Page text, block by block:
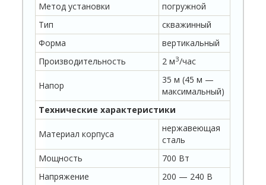
Метод установки
погружной
Тип
скважинный
Форма
вертикальный
Производительность
2 мЗ/час
Напор
35 м (45 м —
максимальный)
Технические характеристики
Материал корпуса
нержавеющая
сталь
Мощность
700 Вт
Напряжение
200 — 240 В